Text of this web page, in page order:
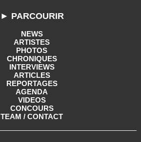
► PARCOURIR
NEWS
ARTISTES
PHOTOS
CHRONIQUES
INTERVIEWS
ARTICLES
REPORTAGES
AGENDA
VIDEOS
CONCOURS
TEAM / CONTACT